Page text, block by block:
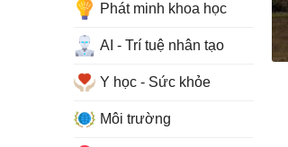
Phát minh khoa học
AI - Trí tuệ nhân tạo
Y học - Sức khỏe
Môi trường